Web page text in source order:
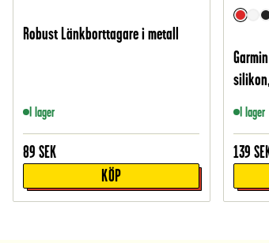
Robust Länkborttagare i metall
I lager
89 SEK
KÖP
I lager
139